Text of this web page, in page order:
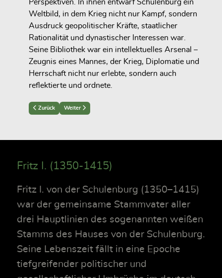
Perspektiven. In ihnen entwarf Schulenburg ein
Weltbild, in dem Krieg nicht nur Kampf, sondern
Ausdruck geopolitischer Kräfte, staatlicher
Rationalität und dynastischer Interessen war.
Seine Bibliothek war ein intellektuelles Arsenal –
Zeugnis eines Mannes, der Krieg, Diplomatie und
Herrschaft nicht nur erlebte, sondern auch
reflektierte und ordnete.
Previous article: Militärliteratur: Arsenal strategischen Wissens
Zurück Next article: Die höfische Kultur in Schulenburgs Bibliothek
Weiter
Fritz I. (1350-1415)
Fritz I. von der Schulenburg (1350–1415)
war der gemeinsame Stammvater aller
drei Hauptlinien des sogenannten weißen
Stamms des Hauses von der Schulenburg.
Seine Lebenszeit fällt in eine Epoche
tiefgreifender politischer und